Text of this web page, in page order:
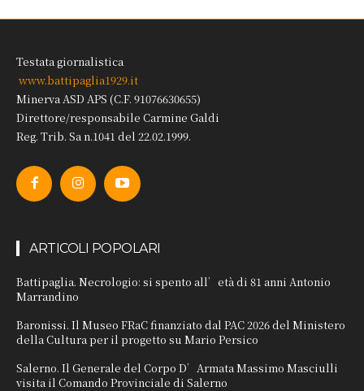
Testata giornalistica
www.battipaglia1929.it
Minerva ASD APS (C.F. 91076630655)
Direttore/responsabile Carmine Galdi
Reg. Trib. Sa n.1041 del 22.02.1999.
ARTICOLI POPOLARI
Battipaglia. Necrologio: si spento all’età di 81 anni Antonio
Marrandino
Baronissi. Il Museo FRaC finanziato dal PAC 2026 del Ministero
della Cultura per il progetto su Mario Persico
Salerno. Il Generale del Corpo D’Armata Massimo Masciulli
visita il Comando Provinciale di Salerno